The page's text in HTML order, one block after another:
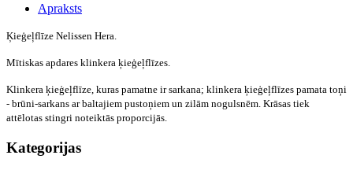
Apraksts
Ķieģeļflīze Nelissen Hera.
Mītiskas apdares klinkera ķieģeļflīzes.
Klinkera ķieģeļflīze, kuras pamatne ir sarkana; klinkera ķieģeļflīzes pamata toņi
- brūni-sarkans ar baltajiem pustoņiem un zilām nogulsnēm. Krāsas tiek
attēlotas stingri noteiktās proporcijās.
Kategorijas